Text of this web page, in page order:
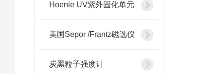
Hoenle UV紫外固化单元
美国Sepor /Frantz磁选仪
炭黑粒子强度计